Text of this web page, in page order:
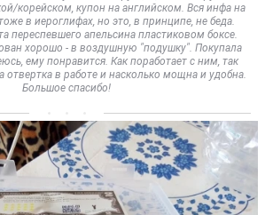
корейском, купон на английском. Вся инфа на
в иероглифах, но это, в принципе, не беда.
переспевшего апельсина пластиковом боксе.
хорошо - в воздушную "подушку". Покупала
ему понравится. Как поработает с ним, так
в работе и насколько мощна и удобна.
Большое спасибо!